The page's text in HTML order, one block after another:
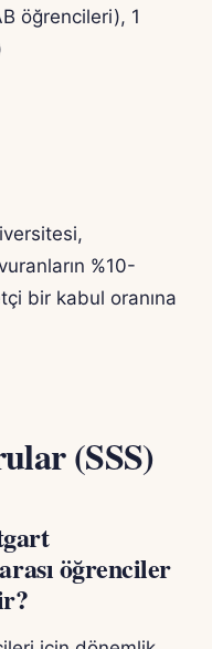
öğrencileri), 1
%10-
bir kabul oranına
(SSS)
öğrenciler